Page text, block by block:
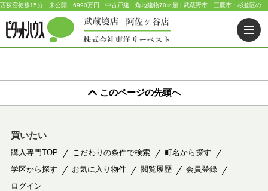
このページの先頭へ
買いたい
購入専門TOP こだわりの条件で検索
町名から探す
学区から探す
お気に入り物件 閲覧履歴
会員登録
ログイン